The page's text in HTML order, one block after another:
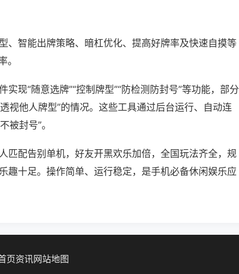
、智能出牌策略、暗杠优化、提高好牌率及快速自摸等
。
现“随意选牌”“控制牌型”“防检测防封号”等功能，部分
视他人牌型”的情况。这些工具通过后台运行、自动连
被封号”。
匹配告别单机，好友开黑欢乐加倍，全国玩法齐全，规
趣十足。操作简单、运行稳定，是手机必备休闲娱乐应
页资讯网站地图